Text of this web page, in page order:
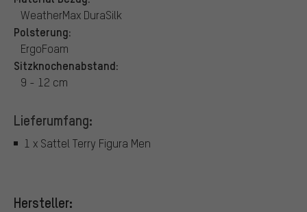
WeatherMax DuraSilk
Polsterung:
ErgoFoam
Sitzknochenabstand:
9 - 12 cm
Lieferumfang:
1 x Sattel Terry Figura Men
Hersteller: